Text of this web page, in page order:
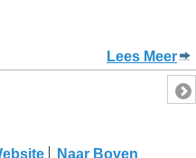
Lees Meer
Naar Boven